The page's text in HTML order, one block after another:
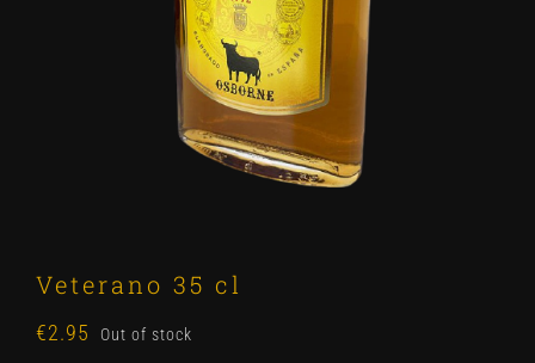
Veterano 35 cl
€2.95 Out of stock